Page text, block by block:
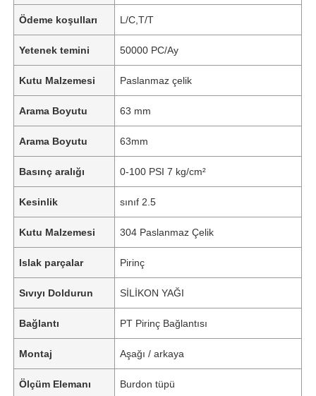
Ödeme koşulları L/C,T/T
Yetenek temini 50000 PC/Ay
Kutu Malzemesi Paslanmaz çelik
Arama Boyutu 63 mm
Arama Boyutu 63mm
Basınç aralığı 0-100 PSI 7 kg/cm²
Kesinlik sınıf 2.5
Kutu Malzemesi 304 Paslanmaz Çelik
Islak parçalar Pirinç
Sıvıyı Doldurun SİLİKON YAĞI
Bağlantı PT Pirinç Bağlantısı
Montaj Aşağı / arkaya
Ölçüm Elemanı Burdon tüpü